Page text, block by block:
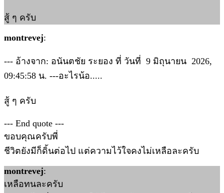
สู้ ๆ ครับ
montrevej:
--- อ้างจาก: อนันตชัย ระยอง ที่ วันที่ 9 มิถุนายน 2026,
09:45:58 น. ---อะไรน้อ.....
สู้ ๆ ครับ
--- End quote ---
ขอบคุณครับพี่
ชีวิตยังมีก็ดิ้นต่อไป แต่ความไว้ใจคงไม่เหลือละครับ
montrevej:
เหลือทนละครับ